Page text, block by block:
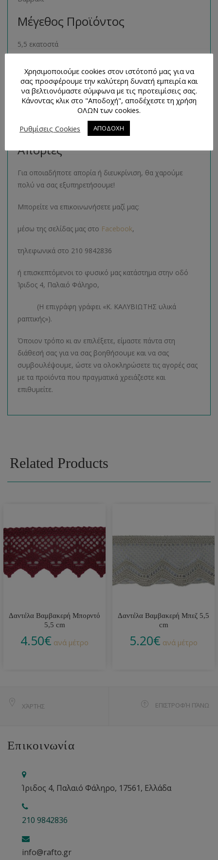
Μέγεθος Προϊόντος
5,5 εκατοστά
Παρόμοια Προϊόντα
Μπορείτε να βρείτε πολλά παρόμοια προϊόντα της ίδιας
κατηγορίας στο ηλεκτρονικό μας κατάστημα
ακολουθώντας τον σύνδεσμοεδώ.
Τρόποι Επικοινωνίας και
Απορίες
Για οποιαδήποτε απορία ή διευκρίνιση, θα χαρούμε
πολύ να σας εξυπηρετήσουμε!
Μπορείτε να επικοινωνήσετε μαζί μας:
μέσω της σελίδας μας στο Facebook,
τηλεφωνικά στο 210 9842836
ή επισκεπτόμενοι το φυσικό μας κατάστημα στην οδό
Ίριδος 4, Παλαιό Φάληρο,
(Η επιγράφη γράφει «Κ. ΚΑΛΥΒΙΩΤΗΣ υλικά
ραπτικής»).
Όποιον τρόπο κι αν επιλέξετε, είμαστε πάντα στη
διάθεσή σας για να σας βοηθήσουμε και να σας
συμβουλέψουμε, ώστε να ολοκληρώσετε τις αγορές σας
με τα προϊόντα που πραγματικά χρειάζεστε και
επιθυμείτε.
Related Products
Δαντέλα Βαμβακερή Μπορντό
5,5 cm
4.50€ ανά μέτρο
Δαντέλα Βαμβακερή Μπεζ 5,5
cm
5.20€ ανά μέτρο
ΧΆΡΤΗΣ ΕΠΙΣΤΡΟΦΉ ΠΆΝΩ
Επικοινωνία
Ίριδος 4, Παλαιό Φάληρο, 17561, Ελλάδα
210 9842836
info@rafto.gr
Χρησιμοποιούμε cookies στον ιστότοπό μας για να
σας προσφέρουμε την καλύτερη δυνατή εμπειρία και
να βελτιονόμαστε σύμφωνα με τις προτειμίσεις σας.
Κάνοντας κλικ στο "Αποδοχή", αποδέχεστε τη χρήση
ΟΛΩΝ των cookies.
Ρυθμίσεις Cookies
ΑΠΟΔΟΧΗ